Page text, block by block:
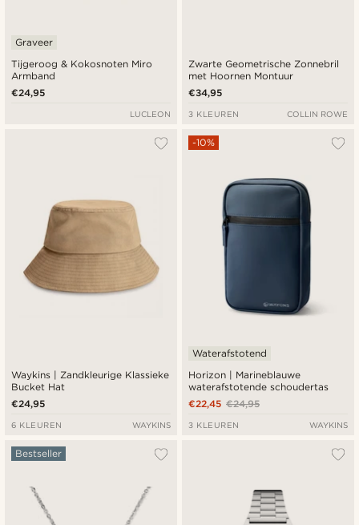
Tijgeroog & Kokosnoten Miro
Armband
Graveer
€24,95
LUCLEON
Zwarte Geometrische Zonnebril
met Hoornen Montuur
€34,95
3 KLEUREN COLLIN ROWE
Waykins | Zandkleurige Klassieke
Bucket Hat
€24,95
6 KLEUREN WAYKINS
Horizon | Marineblauwe
waterafstotende schoudertas
-10%
Waterafstotend
€24,95
€22,45
3 KLEUREN WAYKINS
Bestseller